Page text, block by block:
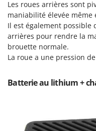
Oliviero
Olix
OMA
Omas
Ompagrill
Ooni
Les roues arrières sont
maniabilité élevée même
Il est également possible
arrières pour rendre la
brouette normale.
La roue a une pression
Batterie au lithium +